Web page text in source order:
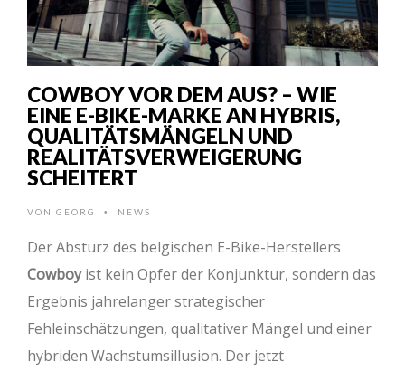
COWBOY VOR DEM AUS? – WIE
EINE E-BIKE-MARKE AN HYBRIS,
QUALITÄTSMÄNGELN UND
REALITÄTSVERWEIGERUNG
SCHEITERT
VON GEORG • NEWS
Der Absturz des belgischen E-Bike-Herstellers
Cowboyist kein Opfer der Konjunktur, sondern das
Ergebnis jahrelanger strategischer
Fehleinschätzungen, qualitativer Mängel und einer
hybriden Wachstumsillusion. Der jetzt